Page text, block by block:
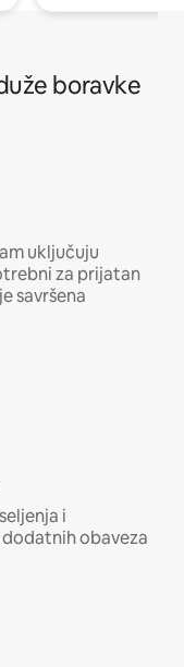
boravke
uključuju
za prijatan
savršena
i
obaveza